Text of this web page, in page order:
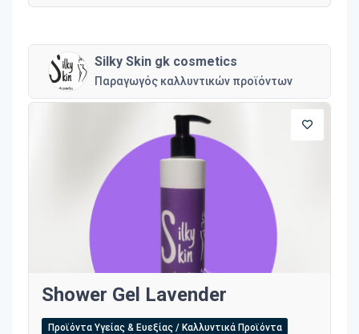
Silky Skin gk cosmetics
Παραγωγός καλλυντικών προϊόντων
Shower Gel Lavender
Προϊόντα Υγείας & Ευεξίας / Καλλυντικά Προϊόντα